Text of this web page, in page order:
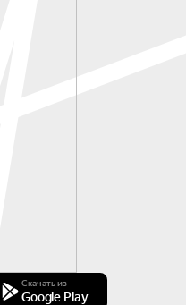
Скачать из
Google Play